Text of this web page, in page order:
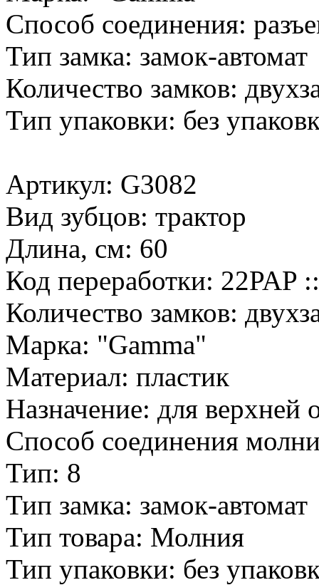
Способ соединения:
Тип замка: замок-автомат
Количество замков:
Тип упаковки: без
Артикул: G3082
Вид зубцов: трактор
Длина, см: 60
Код переработки: 22PAP
Количество замков:
Марка: "Gamma"
Материал: пластик
Назначение: для верхней
Способ соединения
Тип: 8
Тип замка: замок-автомат
Тип товара: Молния
Тип упаковки: без